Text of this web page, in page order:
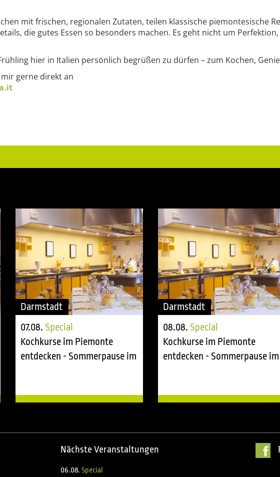
mit frischen, regionalen Zutaten, teilen klassische piemontesische
die gutes Essen so besonders machen. Es geht nicht um
hier in Italien persönlich begrüßen zu dürfen – zum Kochen,
gerne direkt an
Darmstadt
07.08. Special
Kochkurse im Piemonte
entdecken - Sommerpause im
Darmstadt
08.08. Special
Kochkurse im Piemonte
entdecken - Sommerpause im
Nächste Veranstaltungen
06.08. Special